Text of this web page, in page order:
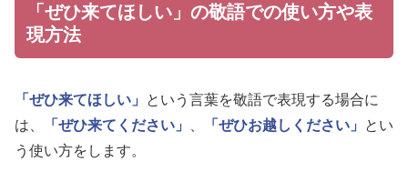
「ぜひ来てほしい」の敬語での使い方や表
現方法
「ぜひ来てほしい」
という言葉を敬語で表現する場合に
は、
「ぜひ来てください」 「ぜひお越しください」
とい
う使い方をします。